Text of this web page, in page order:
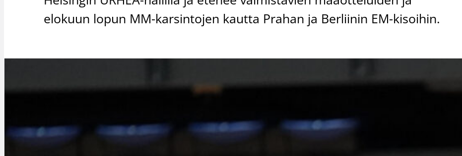
elokuun lopun MM-karsintojen kautta Prahan ja Berliinin EM-kisoihin.